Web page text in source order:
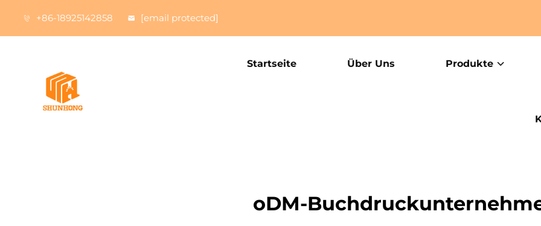
+86-18925142858 [email protected]
Startseite Über Uns Produkte
oDM-